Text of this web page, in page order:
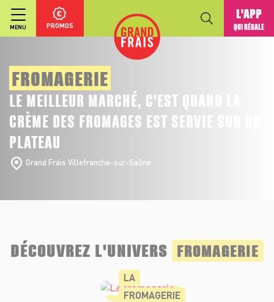
MENU PROMOS
L'APP
QUI RÉGALE
FROMAGERIE
LE MEILLEUR MARCHÉ, C'EST QUAND LA
CRÈME DES FROMAGES EST SERVIE SUR UN
PLATEAU
Grand Frais Villefranche-sur-Saône
DÉCOUVREZ L'UNIVERS FROMAGERIE
LA
FROMAGERIE